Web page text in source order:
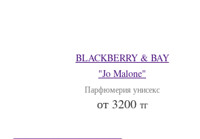
BLACKBERRY & BAY
"Jo Malone"
Парфюмерия унисекс
от 3200 тг